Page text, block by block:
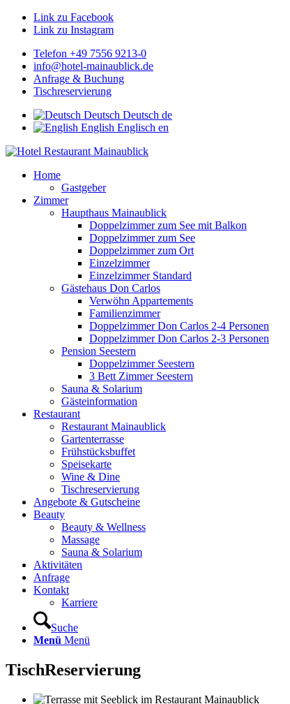
Link zu Facebook
Link zu Instagram
Telefon +49 7556 9213-0
info@hotel-mainaublick.de
Anfrage & Buchung
Tischreservierung
Deutsch Deutsch de
English Englisch en
Home
Gastgeber
Zimmer
Haupthaus Mainaublick
Doppelzimmer zum See mit Balkon
Doppelzimmer zum See
Doppelzimmer zum Ort
Einzelzimmer
Einzelzimmer Standard
Gästehaus Don Carlos
Verwöhn Appartements
Familienzimmer
Doppelzimmer Don Carlos 2-4 Personen
Doppelzimmer Don Carlos 2-3 Personen
Pension Seestern
Doppelzimmer Seestern
3 Bett Zimmer Seestern
Sauna & Solarium
Gästeinformation
Restaurant
Restaurant Mainaublick
Gartenterrasse
Frühstücksbuffet
Speisekarte
Wine & Dine
Tischreservierung
Angebote & Gutscheine
Beauty
Beauty & Wellness
Massage
Sauna & Solarium
Aktivitäten
Anfrage
Kontakt
Karriere
Suche
Menü Menü
TischReservierung